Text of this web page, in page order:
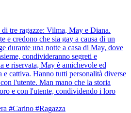
tre ragazze: Vilma, May e Diana.
e credono che sia gay a causa di un
durante una notte a casa di May, dove
condivideranno segreti e
e riservata, May è amichevole ed
e cattiva. Hanno tutti personalità diverse
l'utente. Man mano che la storia
e con l'utente, condividendo i loro
#Carino #Ragazza